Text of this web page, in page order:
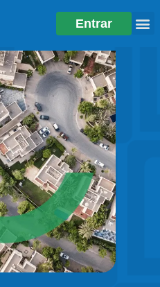
Entrar